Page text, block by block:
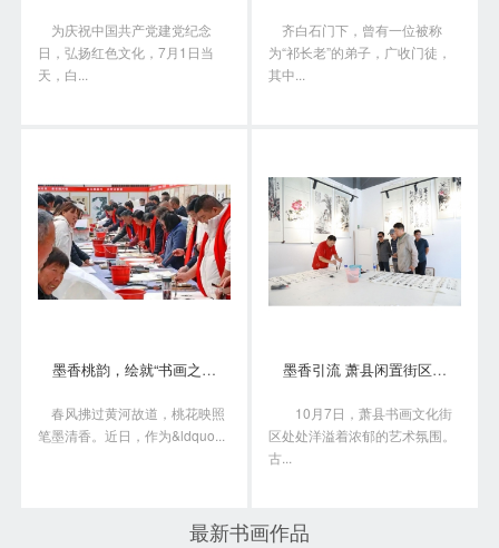
为庆祝中国共产党建党纪念
日，弘扬红色文化，7月1日当
天，白...
齐白石门下，曾有一位被称
为“祁长老”的弟子，广收门徒，
其中...
墨香桃韵，绘就“书画之乡”新画卷
春风拂过黄河故道，桃花映照
笔墨清香。近日，作为&ldquo...
墨香引流 萧县闲置街区变身书画艺术聚落
10月7日，萧县书画文化街
区处处洋溢着浓郁的艺术氛围。
古...
最新书画作品